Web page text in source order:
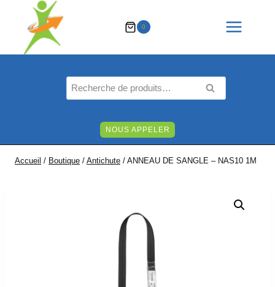
contenu
0
Recherche
pour :
RECHERCHE
NOUS APPELER
Accueil / Boutique / Antichute / ANNEAU DE SANGLE – NAS10 1M